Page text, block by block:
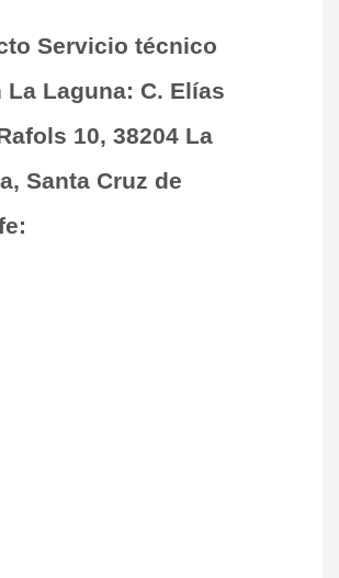
Servicio técnico
La Laguna: C. Elías
10, 38204 La
Santa Cruz de